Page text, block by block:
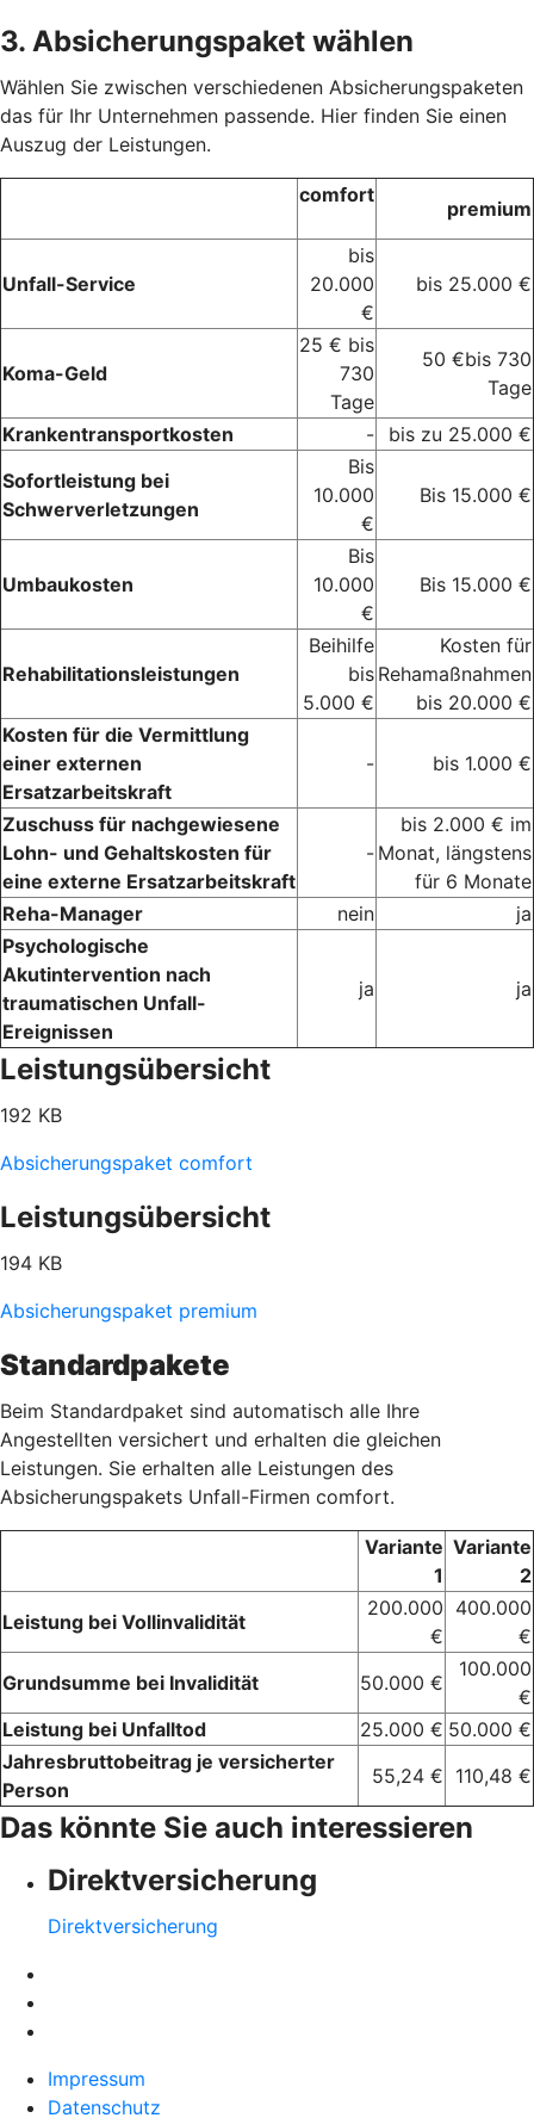
3. Absicherungspaket wählen
Wählen Sie zwischen verschiedenen Absicherungspaketen
das für Ihr Unternehmen passende. Hier finden Sie einen
Auszug der Leistungen.
comfort
premium
Unfall-Service
bis
20.000
€
bis 25.000 €
Koma-Geld
25 € bis
730
Tage
50 €bis 730
Tage
Krankentransportkosten
-
bis zu 25.000 €
Sofortleistung bei
Schwerverletzungen
Bis
10.000
€
Bis 15.000 €
Umbaukosten
Bis
10.000
€
Bis 15.000 €
Rehabilitationsleistungen
Beihilfe
bis
5.000 €
Kosten für
Rehamaßnahmen
bis 20.000 €
Kosten für die Vermittlung
einer externen
Ersatzarbeitskraft
- bis 1.000 €
Zuschuss für nachgewiesene
Lohn- und Gehaltskosten für
eine externe Ersatzarbeitskraft
-
bis 2.000 € im
Monat, längstens
für 6 Monate
Reha-Manager
nein
ja
Psychologische
Akutintervention nach
traumatischen Unfall-
Ereignissen
ja ja
Leistungsübersicht
192 KB
Absicherungspaket comfort
Leistungsübersicht
194 KB
Absicherungspaket premium
Standardpakete
Beim Standardpaket sind automatisch alle Ihre
Angestellten versichert und erhalten die gleichen
Leistungen. Sie erhalten alle Leistungen des
Absicherungspakets Unfall-Firmen comfort.
Variante
1
Variante
2
Leistung bei Vollinvalidität
200.000
€
400.000
€
Grundsumme bei Invalidität
50.000 €
100.000
€
Leistung bei Unfalltod
25.000 € 50.000 €
Jahresbruttobeitrag je versicherter
Person
55,24 € 110,48 €
Das könnte Sie auch interessieren
Direktversicherung
Direktversicherung
Impressum
Datenschutz